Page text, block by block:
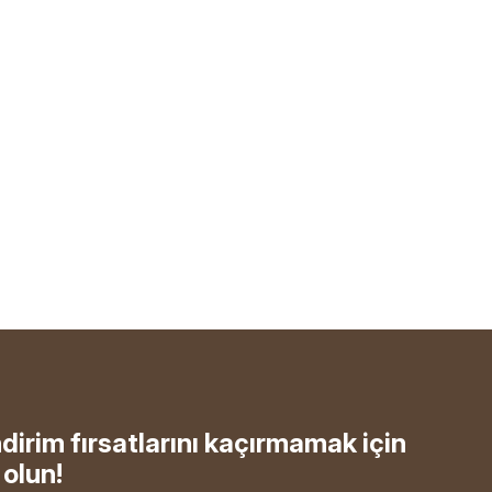
fırsatlarını kaçırmamak için